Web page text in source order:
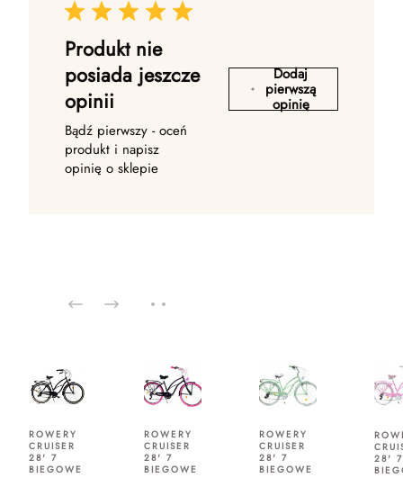
Produkt nie
posiada jeszcze
opinii
Bądź pierwszy - oceń
produkt i napisz
opinię o sklepie
Dodaj
pierwszą
opinię
ROWERY
CRUISER
28' 7
BIEGOWE
ROWERY
CRUISER
28' 7
BIEGOWE
ROWERY
CRUISER
28' 7
BIEGOWE
28' 7